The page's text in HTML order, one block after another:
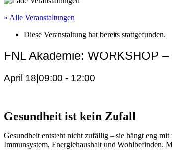
« Alle Veranstaltungen
Diese Veranstaltung hat bereits stattgefunden.
FNL Akademie: WORKSHOP
April 18|09:00 - 12:00
Gesundheit ist kein Zufall
Gesundheit entsteht nicht zufällig – sie hängt eng
Immunsystem, Energiehaushalt und Wohlbefinden.